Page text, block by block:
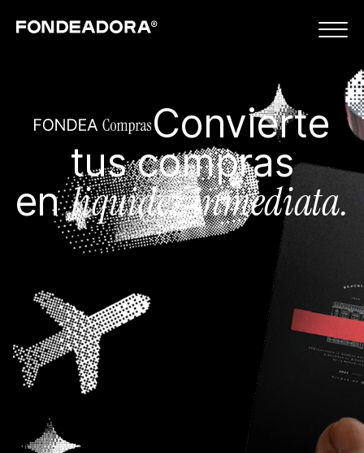
Convierte
tus compras
enliquidez inmediata.